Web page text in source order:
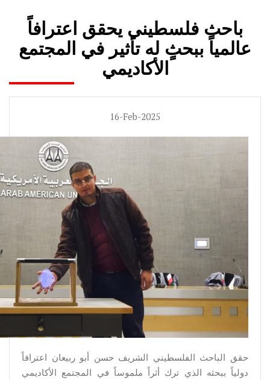
باحث فلسطيني يحقق اعترافاً
عالمياً ببحثٍ له تأثير في المجتمع
الأكاديمي
16-Feb-2025
حقق الباحث الفلسطيني الشريف حسن أبو ربيعان اعترافاً
دولياً ببحثه الذي ترك أثراً ملموساً في المجتمع الأكاديمي